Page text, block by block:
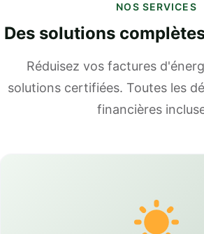
NOS SERVICES
Des solutions
Réduisez vos factures
solutions certifiées. Toutes les
financières